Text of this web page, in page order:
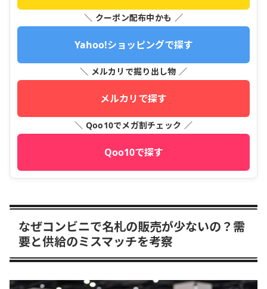
＼ クーポン配布中かも ／
Yahoo!ショッピングで探す
＼ メルカリで掘り出し物 ／
メルカリで探す
＼ Qoo10でメガ割チェック ／
Qoo10で探す
なぜコンビニで名札の販売が少ないの？需
要と供給のミスマッチを考察